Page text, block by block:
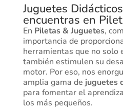
Juguetes
encuentras en
En Piletas & Juguetes,
importancia de
herramientas que no solo
también estimulen su
motor. Por eso, nos
amplia gama de juguetes
para fomentar el
los más pequeños.